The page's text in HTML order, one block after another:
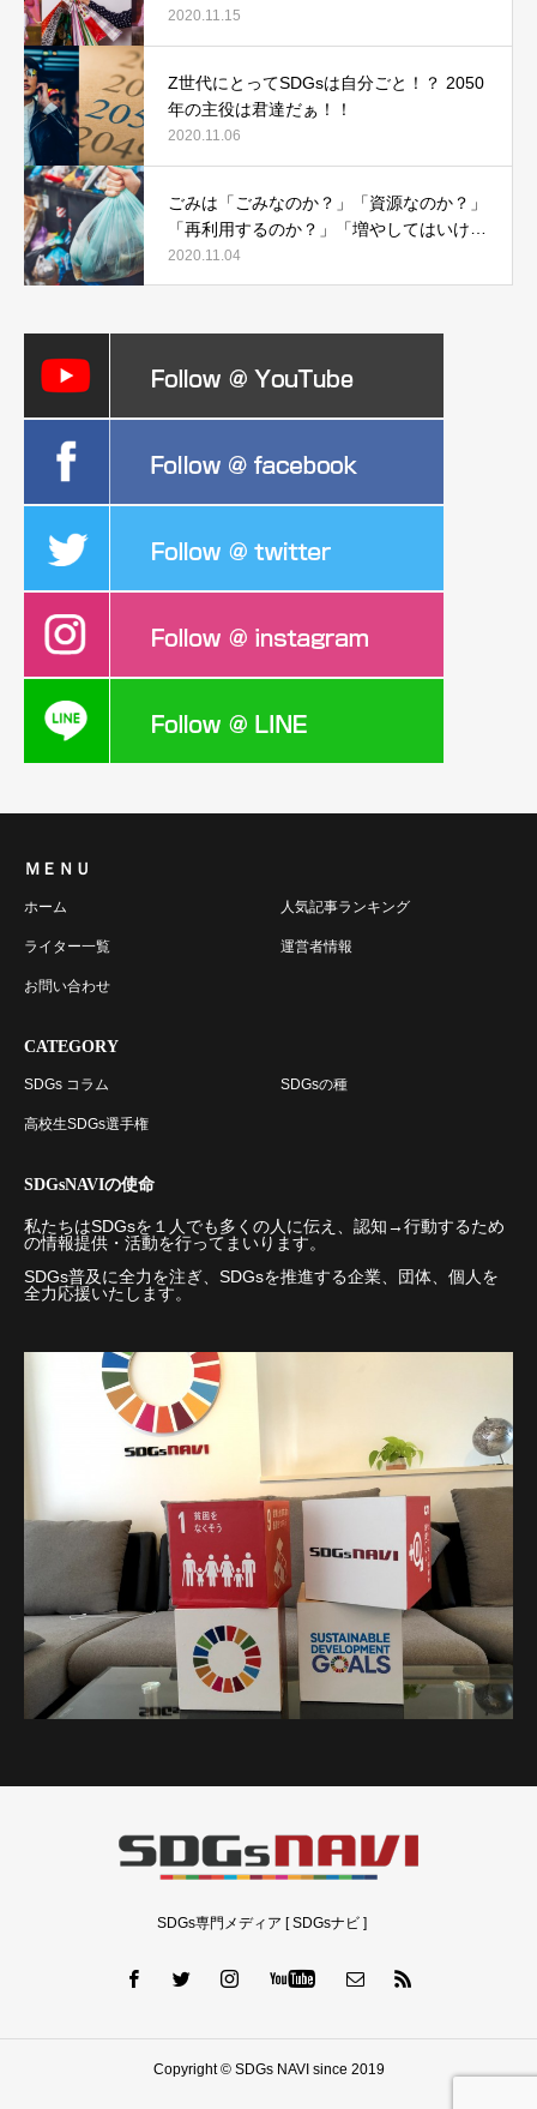
事なんだ。
2020.11.15
Z世代にとってSDGsは自分ごと！？ 2050
年の主役は君達だぁ！！
2020.11.06
ごみは「ごみなのか？」「資源なのか？」
「再利用するのか？」「増やしてはいけな
いのか？」
2020.11.04
ＭＥＮＵ
ホーム 人気記事ランキング
ライター一覧 運営者情報
お問い合わせ
CATEGORY
SDGs コラム SDGsの種
高校生SDGs選手権
SDGsNAVIの使命
私たちはSDGsを１人でも多くの人に伝え、認知→行動するため
の情報提供・活動を行ってまいります。
SDGs普及に全力を注ぎ、SDGsを推進する企業、団体、個人を
全力応援いたします。
SDGs専門メディア [ SDGsナビ ]
Copyright © SDGs NAVI since 2019